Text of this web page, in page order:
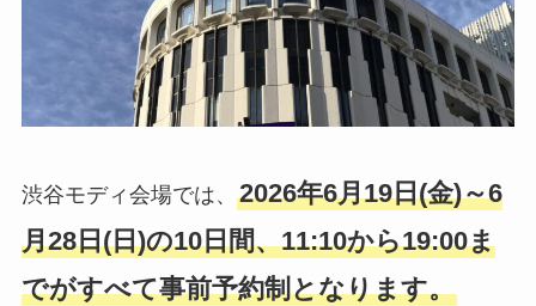
渋谷モディ会場では、 2026年6月19日(金)～6
月28日(日)の10日間、11:10から19:00ま
でがすべて事前予約制となります。